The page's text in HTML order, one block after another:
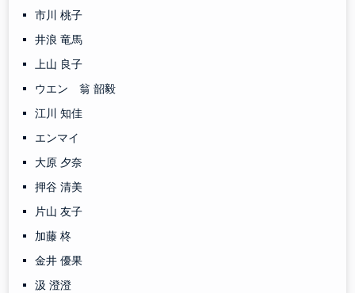
市川 桃子
井浪 竜馬
上山 良子
ウエン 翁 韶毅
江川 知佳
エンマイ
大原 夕奈
押谷 清美
片山 友子
加藤 柊
金井 優果
汲 澄澄